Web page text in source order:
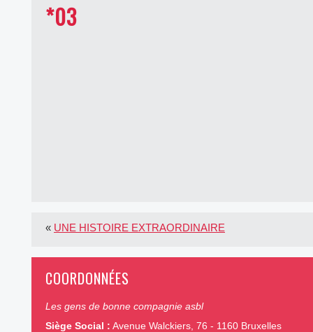
*03
« UNE HISTOIRE EXTRAORDINAIRE
COORDONNÉES
Les gens de bonne compagnie asbl
Siège Social : Avenue Walckiers, 76 - 1160 Bruxelles